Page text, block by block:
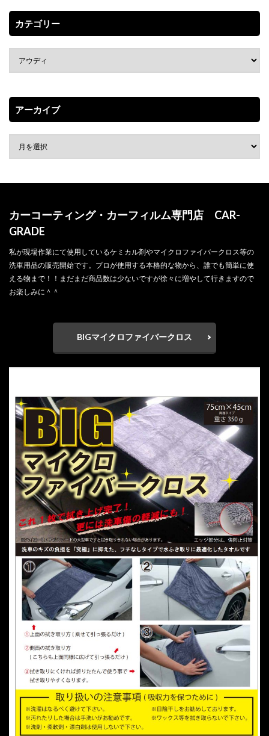
カテゴリー
アーカイブ
カーコーティング・カーフィルム専門店 CAR-
GRADE
私が現場作業にて使用しているケミカル剤やマイクロファイバークロス等の
洗車用品の販売開始です。プロが使用する本格的な物から、誰でも簡単に使
える物まで！！まだまだ商品数は少ないですが徐々に増やして行きますので
お楽しみに＾＾
BIGマイクロファイバークロス